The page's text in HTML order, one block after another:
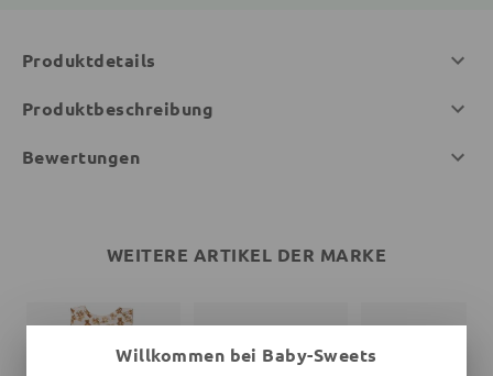
Produktdetails
Produktbeschreibung
Bewertungen
WEITERE ARTIKEL DER MARKE
Willkommen bei Baby-Sweets